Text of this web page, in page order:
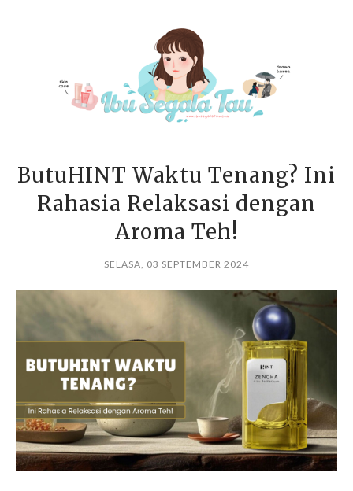
ButuHINT Waktu Tenang? Ini
Rahasia Relaksasi dengan
Aroma Teh!
SELASA, 03 SEPTEMBER 2024